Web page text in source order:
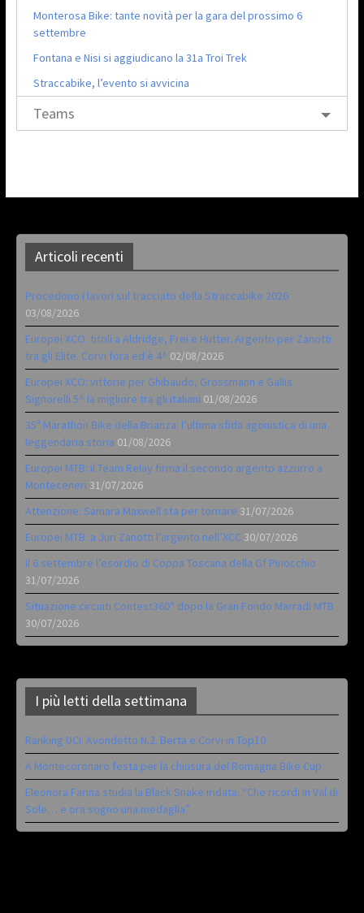
Monterosa Bike: tante novità per la gara del prossimo 6
settembre
Fontana e Nisi si aggiudicano la 31a Troi Trek
Straccabike, l’evento si avvicina
Teams
Articoli recenti
Procedono i lavori sul tracciato della Straccabike 2026
03/08/2026
Europei XCO: titoli a Aldridge, Frei e Hutter. Argento per Zanotti
tra gli Elite. Corvi fora ed è 4^ 02/08/2026
Europei XCO: vittorie per Ghibaudo, Grossmann e Gallis.
Signorelli 5^ la migliore tra gli italiani 01/08/2026
35ª Marathon Bike della Brianza: l’ultima sfida agonistica di una
leggendaria storia 01/08/2026
Europei MTB: il Team Relay firma il secondo argento azzurro a
Monteceneri 31/07/2026
Attenzione: Samara Maxwell sta per tornare 31/07/2026
Europei MTB: a Juri Zanotti l’argento nell’XCC 30/07/2026
Il 6 settembre l’esordio di Coppa Toscana della Gf Pinocchio
31/07/2026
Situazione circuiti Contest360° dopo la Gran Fondo Marradi MTB
30/07/2026
I più letti della settimana
Ranking UCI: Avondetto N.2. Berta e Corvi in Top10
A Montecoronaro festa per la chiusura del Romagna Bike Cup
Eleonora Farina studia la Black Snake iridata: “Che ricordi in Val di
Sole… e ora sogno una medaglia”